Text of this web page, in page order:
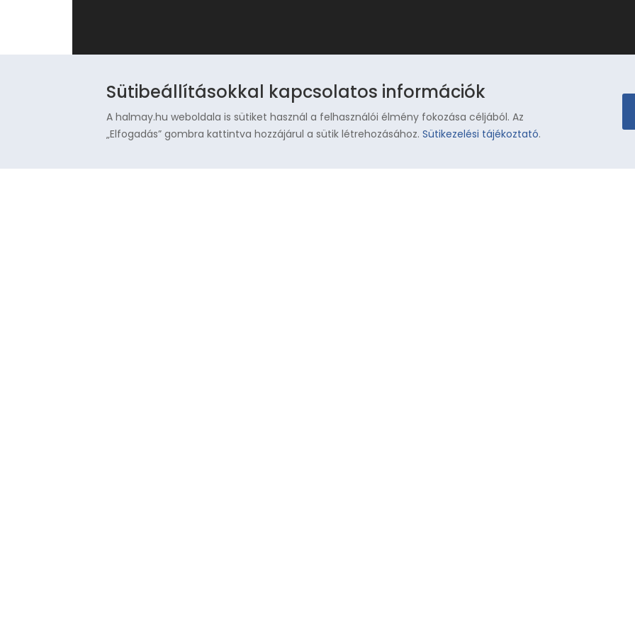
Sütibeállításokkal kapcsolatos információk
A halmay.hu weboldala is sütiket használ a felhasználói élmény fokozása céljából. Az
„Elfogadás” gombra kattintva hozzájárul a sütik létrehozásához.Sütikezelési tájékoztató.